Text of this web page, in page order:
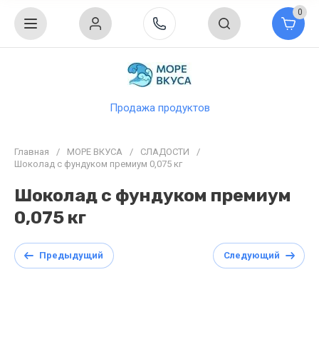
Продажа продуктов
0
Главная / МОРЕ ВКУСА / СЛАДОСТИ
/
Шоколад с фундуком премиум 0,075 кг
Шоколад с фундуком премиум
0,075 кг
Предыдущий Следующий